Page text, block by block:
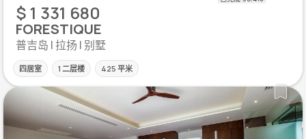
$ 1 331 680
FORESTIQUE
普吉岛 | 拉扬 | 别墅
四居室 1 二层楼 425 平米